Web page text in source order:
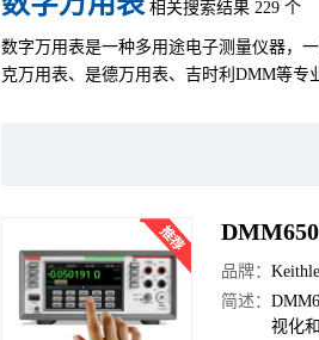
相关搜索结果 229 个
数字万用表是一种多用途电子测量仪器，
克万用表、是德万用表、吉时利DMM等专
品牌：
简述：
视化